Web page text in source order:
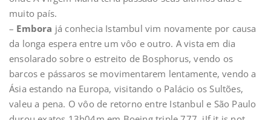
muito país.
– Embora já conhecia Istambul vim novamente por causa
da longa espera entre um vôo e outro. A vista em dia
ensolarado sobre o estreito de Bosphorus, vendo os
barcos e pássaros se movimentarem lentamente, vendo a
Ásia estando na Europa, visitando o Palácio os Sultões,
valeu a pena. O vôo de retorno entre Istanbul e São Paulo